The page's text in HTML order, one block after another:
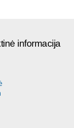
informacija